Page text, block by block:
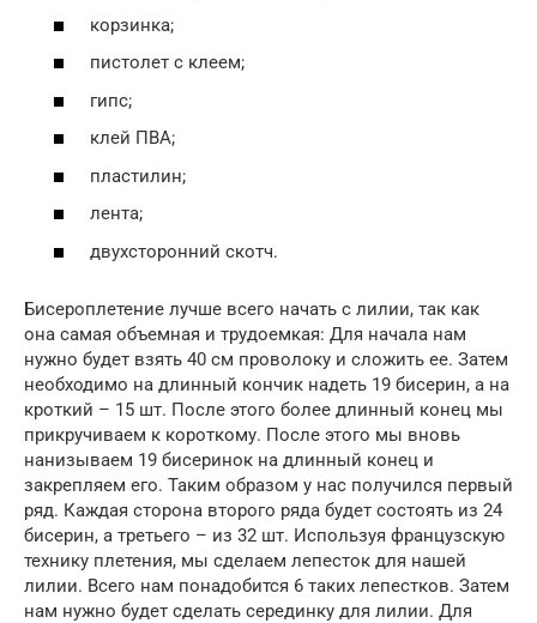
корзинка;
пистолет с клеем;
гипс;
клей ПВА;
пластилин;
лента;
двухсторонний скотч.
Бисероплетение лучше всего начать с лилии, так как
она самая объемная и трудоемкая: Для начала нам
нужно будет взять 40 см проволоку и сложить ее. Затем
необходимо на длинный кончик надеть 19 бисерин, а на
кроткий – 15 шт. После этого более длинный конец мы
прикручиваем к короткому. После этого мы вновь
нанизываем 19 бисеринок на длинный конец и
закрепляем его. Таким образом у нас получился первый
ряд. Каждая сторона второго ряда будет состоять из 24
бисерин, а третьего – из 32 шт. Используя французскую
технику плетения, мы сделаем лепесток для нашей
лилии. Всего нам понадобится 6 таких лепестков. Затем
нам нужно будет сделать серединку для лилии. Для